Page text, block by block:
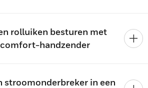
rolluiken besturen met
handzender
stroomonderbreker in een